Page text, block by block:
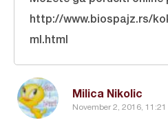
Milica Nikolic
November 2, 2016,
http://www.biospajz.rs/
ml.html